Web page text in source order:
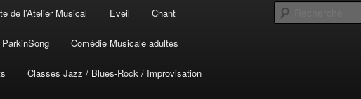
de l’Atelier Musical Eveil Chant
Comédie Musicale adultes
Classes Jazz / Blues-Rock / Improvisation